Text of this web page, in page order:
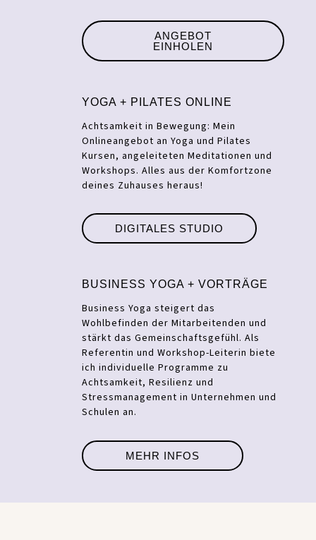
ANGEBOT
EINHOLEN
YOGA + PILATES ONLINE
Achtsamkeit in Bewegung: Mein
Onlineangebot an Yoga und Pilates
Kursen, angeleiteten Meditationen und
Workshops. Alles aus der Komfortzone
deines Zuhauses heraus!
DIGITALES STUDIO
BUSINESS YOGA + VORTRÄGE
Business Yoga steigert das
Wohlbefinden der Mitarbeitenden und
stärkt das Gemeinschaftsgefühl. Als
Referentin und Workshop-Leiterin biete
ich individuelle Programme zu
Achtsamkeit, Resilienz und
Stressmanagement in Unternehmen und
Schulen an.
MEHR INFOS